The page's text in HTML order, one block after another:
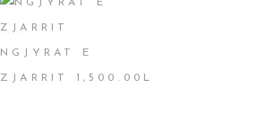
NGJYRAT E
ZJARRIT 1,500.00 L